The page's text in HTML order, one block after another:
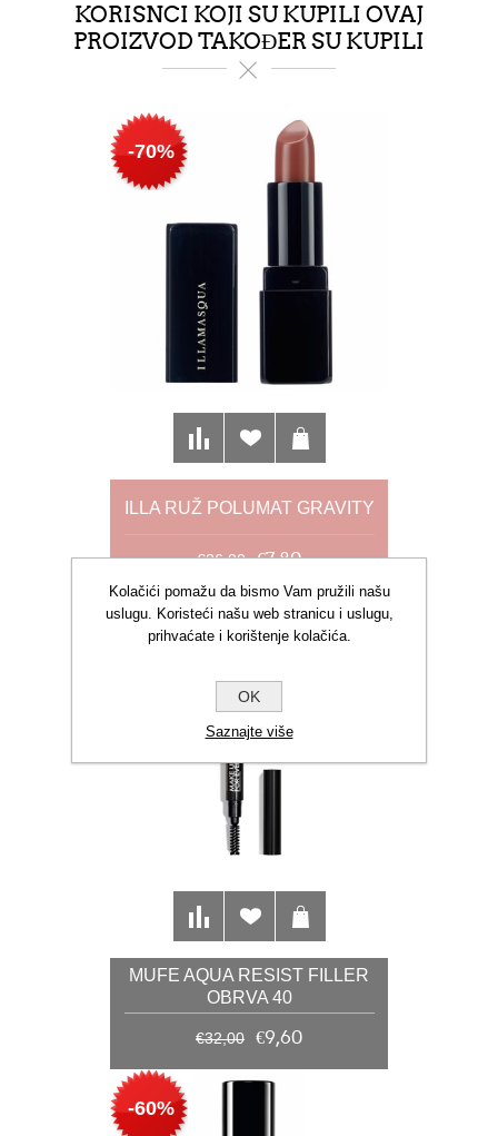
KORISNCI KOJI SU KUPILI OVAJ
PROIZVOD TAKOĐER SU KUPILI
-70%
ILLA RUŽ POLUMAT GRAVITY
€26,00 €7,80
-70%
MUFE AQUA RESIST FILLER
OBRVA 40
€32,00 €9,60
-60%
Kolačići pomažu da bismo Vam pružili našu
uslugu. Koristeći našu web stranicu i uslugu,
prihvaćate i korištenje kolačića.
OK
Saznajte više